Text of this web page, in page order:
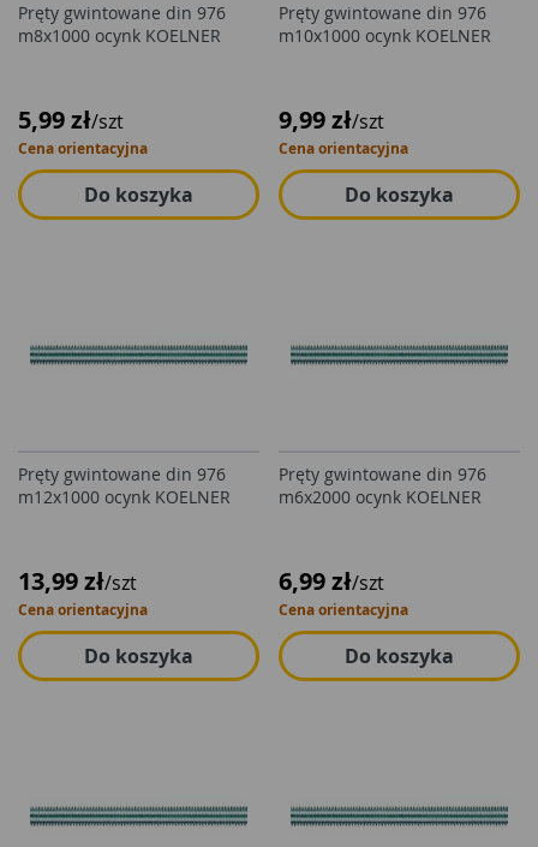
Pręty gwintowane din 976
m8x1000 ocynk KOELNER
5,99 zł/szt
Cena orientacyjna
Do koszyka
Pręty gwintowane din 976
m10x1000 ocynk KOELNER
9,99 zł/szt
Cena orientacyjna
Do koszyka
Pręty gwintowane din 976
m12x1000 ocynk KOELNER
13,99 zł/szt
Cena orientacyjna
Do koszyka
Pręty gwintowane din 976
m6x2000 ocynk KOELNER
6,99 zł/szt
Cena orientacyjna
Do koszyka